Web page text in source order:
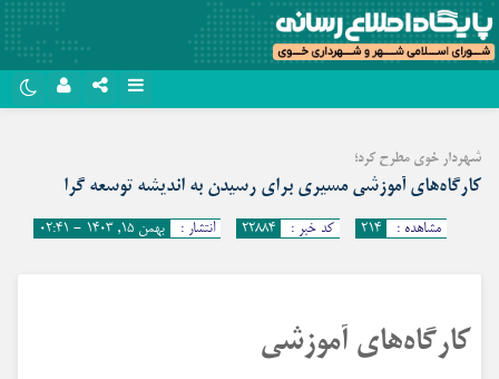
سروش
ایتا
شهردار خوی مطرح کرد؛
کارگاه‌های آموزشی مسیری برای رسیدن به اندیشه توسعه گرا
انتشار : بهمن ۱۵, ۱۴۰۳ - ۰۲:۴۱ کد خبر : ۲۲۸۸۴ مشاهده : ۲۱۴
کارگاه‌های آموزشی